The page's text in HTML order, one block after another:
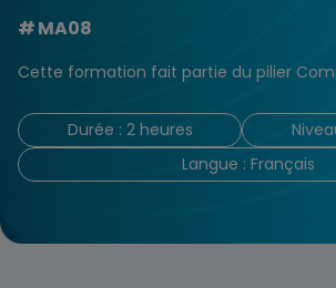
MA08
Cette formation fait partie du pilier
Durée : 2 heures
Langue : Français